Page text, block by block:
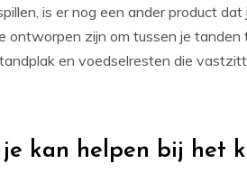
is er nog een ander product
ontworpen zijn om tussen je
en voedselresten die
kan helpen bij het